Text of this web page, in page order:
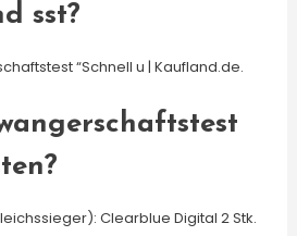
sst?
“Schnell u | Kaufland.de.
Clearblue Digital 2 Stk.